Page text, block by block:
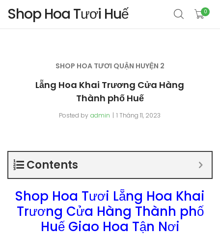
Shop Hoa Tươi Huế 0
SHOP HOA TƯƠI QUẬN HUYỆN 2
Lẵng Hoa Khai Trương Cửa Hàng
Thành phố Huế
Posted by admin 1 Tháng 11, 2023
Contents
Shop Hoa Tươi Lẵng Hoa Khai
Trương Cửa Hàng Thành phố
Huế Giao Hoa Tận Nơi